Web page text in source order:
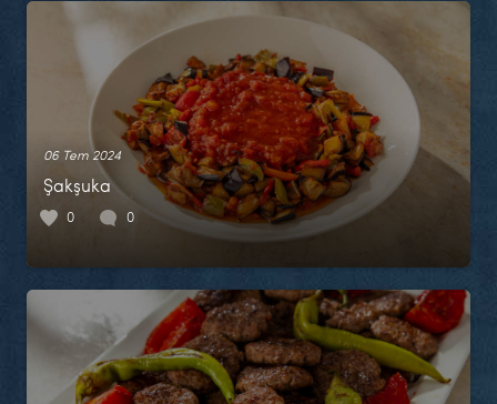
06 Tem 2024
Şakşuka
0 0